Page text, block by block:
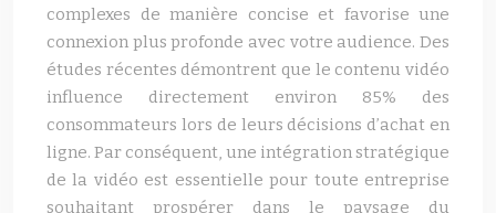
complexes de manière concise et favorise une
connexion plus profonde avec votre audience. Des
études récentes démontrent que le contenu vidéo
influence directement environ 85% des
consommateurs lors de leurs décisions d’achat en
ligne. Par conséquent, une intégration stratégique
de la vidéo est essentielle pour toute entreprise
souhaitant prospérer dans le paysage du